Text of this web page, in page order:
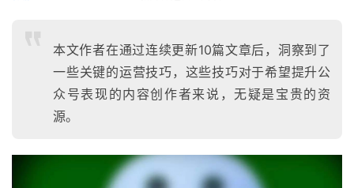
本文作者在通过连续更新10篇文章后，洞察到了
一些关键的运营技巧，这些技巧对于希望提升公
众号表现的内容创作者来说，无疑是宝贵的资
源。